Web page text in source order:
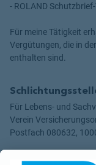
- ROLAND
Für meine Tätigkeit
Vergütungen, die in
enthalten sind.
Für Lebens- und
Verein
Postfach 080632,